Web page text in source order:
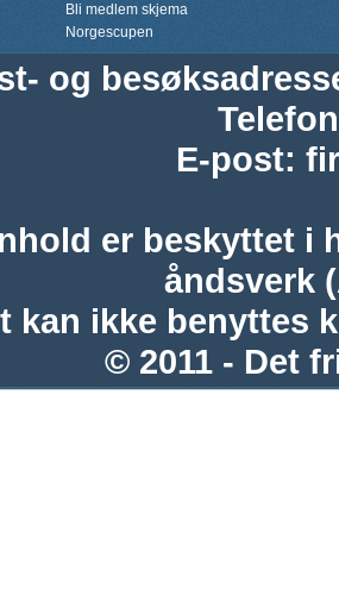
Bli medlem skjema
Norgescupen
og
Telefon
E-post:
er beskyttet i
åndsverk
kan ikke benyttes
© 2011 - Det